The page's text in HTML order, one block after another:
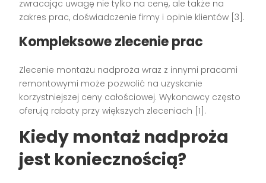
zwracając uwagę nie tylko na cenę, ale także na
zakres prac, doświadczenie firmy i opinie klientów [3].
Kompleksowe zlecenie prac
Zlecenie montażu nadproża wraz z innymi pracami
remontowymi może pozwolić na uzyskanie
korzystniejszej ceny całościowej. Wykonawcy często
oferują rabaty przy większych zleceniach [1].
Kiedy montaż nadproża
jest koniecznością?